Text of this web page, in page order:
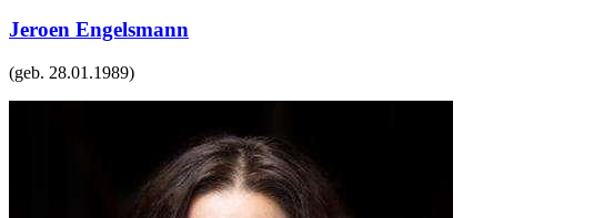
Jeroen Engelsmann
(geb. 28.01.1989)